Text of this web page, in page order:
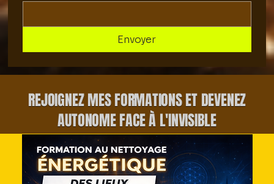
Envoyer
REJOIGNEZ MES FORMATIONS ET DEVENEZ
AUTONOME FACE À L'INVISIBLE